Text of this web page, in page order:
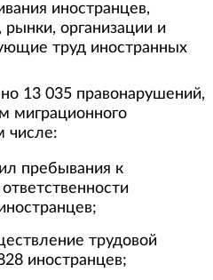
иностранцев,
организации и
труд иностранных
13 035 правонарушений,
миграционного
числе:
пребывания к
трудовой
иностранцев;